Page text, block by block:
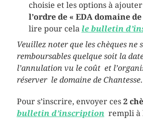
choisie et les options à
l’ordre de « EDA domaine
lire pour cela le bulletin
Veuillez noter que les chèques ne
remboursables quelque soit la
l’annulation vu le coût et
réserver le domaine de Chantesse.
Pour s’inscrire, envoyer ces 2
bulletin d’inscription rempli à